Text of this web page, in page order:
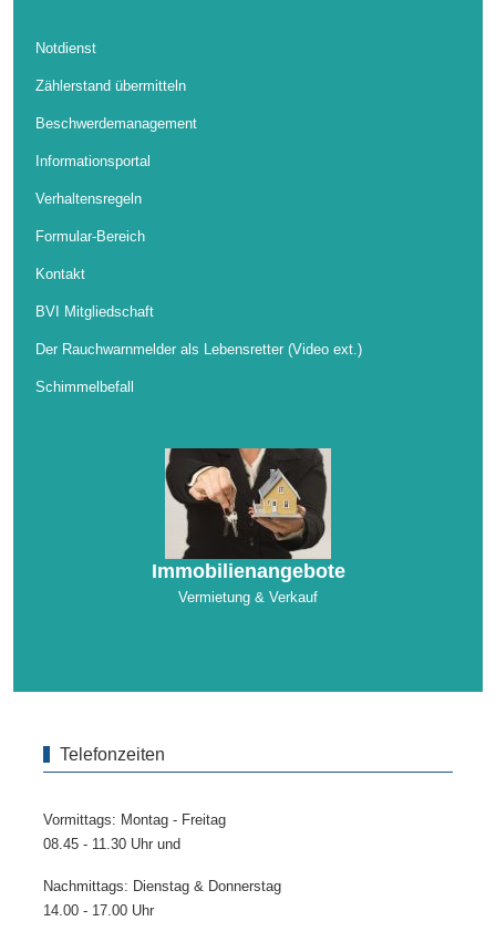
Notdienst
Zählerstand übermitteln
Beschwerdemanagement
Informationsportal
Verhaltensregeln
Formular-Bereich
Kontakt
BVI Mitgliedschaft
Der Rauchwarnmelder als Lebensretter (Video ext.)
Schimmelbefall
Immobilienangebote
Vermietung & Verkauf
Telefonzeiten
Vormittags: Montag - Freitag
08.45 - 11.30 Uhr und
Nachmittags: Dienstag & Donnerstag
14.00 - 17.00 Uhr